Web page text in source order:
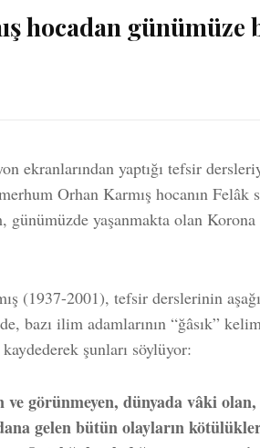
hocadan
ekranlarından yaptığı tefsir
Orhan Karmış hocanın Felâk
günümüzde yaşanmakta olan
(1937-2001), tefsir derslerinin
bazı ilim adamlarının “ğâsık”
şunları söylüyor:
ve görünmeyen, dünyada vâki olan,
gelen bütün olayların